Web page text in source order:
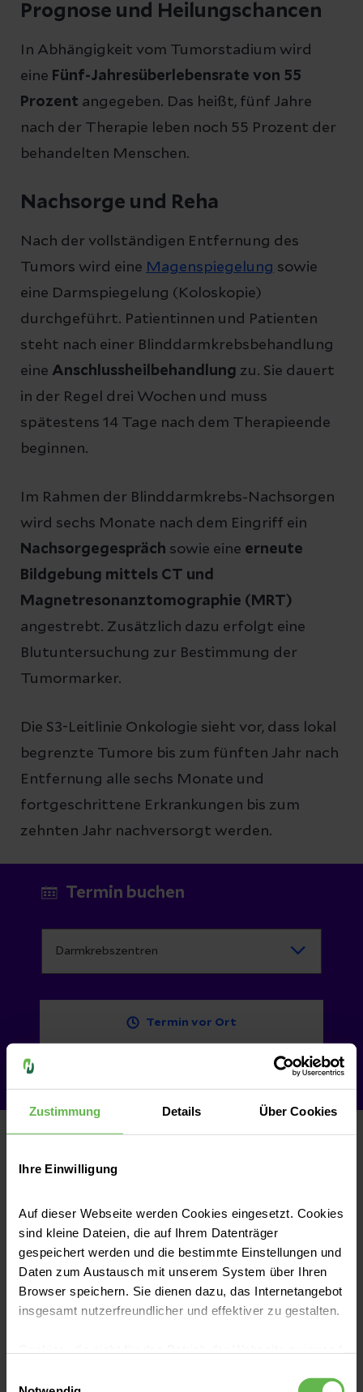
Zustimmung Details Über Cookies
Ihre Einwilligung
Auf dieser Webseite werden Cookies eingesetzt. Cookies
sind kleine Dateien, die auf Ihrem Datenträger
gespeichert werden und die bestimmte Einstellungen und
Daten zum Austausch mit unserem System über Ihren
Browser speichern. Sie dienen dazu, das Internetangebot
insgesamt nutzerfreundlicher und effektiver zu gestalten.
eingesetzt werden.
Prognose und Heilungschancen
In Abhängigkeit vom Tumorstadium wird
eine Fünf-Jahresüberlebensrate von 55
Prozent angegeben. Das heißt, fünf Jahre
nach der Therapie leben noch 55 Prozent der
behandelten Menschen.
Nachsorge und Reha
Nach der vollständigen Entfernung des
Tumors wird eine Magenspiegelung sowie
eine Darmspiegelung (Koloskopie)
durchgeführt. Patientinnen und Patienten
steht nach einer Blinddarmkrebsbehandlung
eine Anschlussheilbehandlung zu. Sie dauert
in der Regel drei Wochen und muss
spätestens 14 Tage nach dem Therapieende
beginnen.
Im Rahmen der Blinddarmkrebs-Nachsorgen
wird sechs Monate nach dem Eingriff ein
Nachsorgegespräch sowie eine erneute
Bildgebung mittels CT und
Magnetresonanztomographie (MRT)
angestrebt. Zusätzlich dazu erfolgt eine
Blutuntersuchung zur Bestimmung der
Tumormarker.
Die S3-Leitlinie Onkologie sieht vor, dass lokal
begrenzte Tumore bis zum fünften Jahr nach
Entfernung alle sechs Monate und
fortgeschrittene Erkrankungen bis zum
zehnten Jahr nachversorgt werden.
Termin buchen
Termin vor Ort
War dieser Artikel hilfreich?